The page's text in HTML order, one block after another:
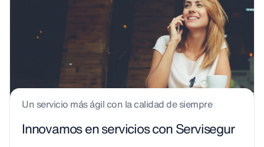
Un servicio más ágil con la calidad de siempre
Innovamos en servicios con Servisegur